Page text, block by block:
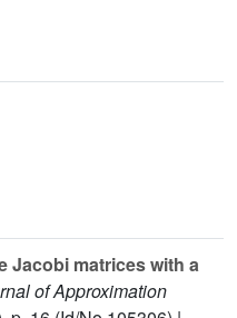
Jacobi matrices with a
of Approximation